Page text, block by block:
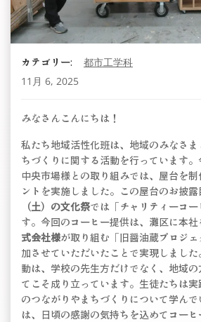
カテゴリー:
都市工学科
11月 6, 2025
みなさんこんにちは！
私たち地域活性化班は、地域のみなさ
ちづくりに関する活動を行っています
中央市場様との取り組みでは、屋台を
ントを実施しました。この屋台のお披露
（土）の文化祭では「チャリティーコ
す。今回のコーヒー提供は、灘区に本社
式会社様が取り組む「旧醤油蔵プロジ
加させていただいたことで実現しまし
動は、学校の先生方だけでなく、地域
てこそ成り立っています。生徒たちは
のつながりやまちづくりについて学ん
は、日頃の感謝の気持ちを込めてコーヒ